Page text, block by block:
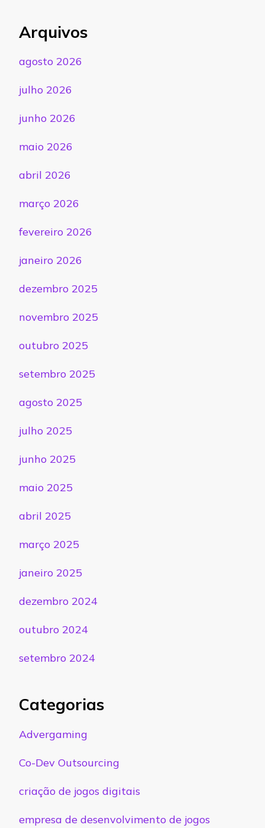
Arquivos
agosto 2026
julho 2026
junho 2026
maio 2026
abril 2026
março 2026
fevereiro 2026
janeiro 2026
dezembro 2025
novembro 2025
outubro 2025
setembro 2025
agosto 2025
julho 2025
junho 2025
maio 2025
abril 2025
março 2025
janeiro 2025
dezembro 2024
outubro 2024
setembro 2024
Categorias
Advergaming
Co-Dev Outsourcing
criação de jogos digitais
empresa de desenvolvimento de jogos